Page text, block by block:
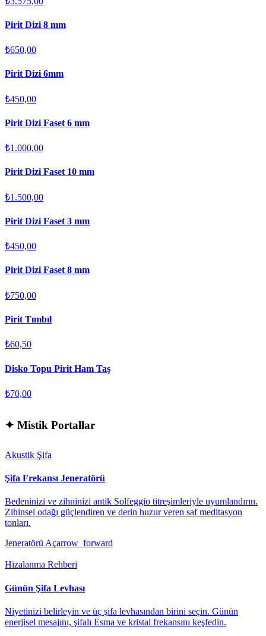
Pirit Dizi 8 mm
₺650,00
Pirit Dizi 6mm
₺450,00
Pirit Dizi Faset 6 mm
₺1.000,00
Pirit Dizi Faset 10 mm
₺1.500,00
Pirit Dizi Faset 3 mm
₺450,00
Pirit Dizi Faset 8 mm
₺750,00
Pirit Tımbıl
₺60,50
Disko Topu Pirit Ham Taş
₺70,00
✦ Mistik Portallar
Akustik Şifa
Şifa Frekansı Jeneratörü
Bedeninizi ve zihninizi antik Solfeggio titreşimleriyle uyumlandırın.
Zihinsel odağı güçlendiren ve derin huzur veren saf meditasyon
tonları.
Jeneratörü Açarrow_forward
Hizalanma Rehberi
Günün Şifa Levhası
Niyetinizi belirleyin ve üç şifa levhasından birini seçin. Günün
enerjisel mesajını, şifalı Esma ve kristal frekansını keşfedin.